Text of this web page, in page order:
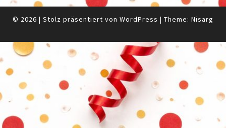
© 2026 | Stolz präsentiert von WordPress | Theme: Nisarg